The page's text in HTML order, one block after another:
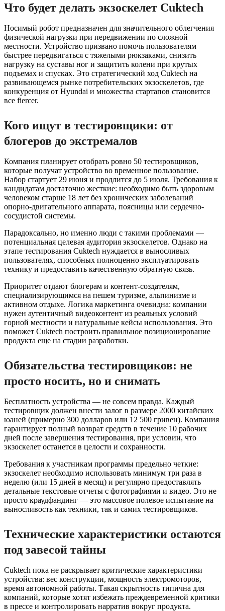
Что будет делать экзоскелет Cuktech
Носимый робот предназначен для значительного облегчения
физической нагрузки при передвижении по сложной
местности. Устройство призвано помочь пользователям
быстрее передвигаться с тяжелыми рюкзаками, снизить
нагрузку на суставы ног и защитить колени при крутых
подъемах и спусках. Это стратегический ход Cuktech на
развивающемся рынке потребительских экзоскелетов, где
конкуренция от Hyundai и множества стартапов становится
все fiercer.
Кого ищут в тестировщики: от
блогеров до экстремалов
Компания планирует отобрать ровно 50 тестировщиков,
которые получат устройство во временное пользование.
Набор стартует 29 июня и продлится до 5 июля. Требования к
кандидатам достаточно жесткие: необходимо быть здоровым
человеком старше 18 лет без хронических заболеваний
опорно-двигательного аппарата, поясницы или сердечно-
сосудистой системы.
Парадоксально, но именно люди с такими проблемами —
потенциальная целевая аудитория экзоскелетов. Однако на
этапе тестирования Cuktech нуждается в выносливых
пользователях, способных полноценно эксплуатировать
технику и предоставить качественную обратную связь.
Приоритет отдают блогерам и контент-создателям,
специализирующимся на пешем туризме, альпинизме и
активном отдыхе. Логика маркетинга очевидна: компании
нужен аутентичный видеоконтент из реальных условий
горной местности и натуральные кейсы использования. Это
поможет Cuktech построить правильное позиционирование
продукта еще на стадии разработки.
Обязательства тестировщиков: не
просто носить, но и снимать
Бесплатность устройства — не совсем правда. Каждый
тестировщик должен внести залог в размере 2000 китайских
юаней (примерно 300 долларов или 12 500 гривен). Компания
гарантирует полный возврат средств в течение 10 рабочих
дней после завершения тестирования, при условии, что
экзоскелет останется в целости и сохранности.
Требования к участникам программы предельно четкие:
экзоскелет необходимо использовать минимум три раза в
неделю (или 15 дней в месяц) и регулярно предоставлять
детальные текстовые отчеты с фотографиями и видео. Это не
просто краудфандинг — это массовое полевое испытание на
выносливость как техники, так и самих тестировщиков.
Технические характеристики остаются
под завесой тайны
Cuktech пока не раскрывает критические характеристики
устройства: вес конструкции, мощность электромоторов,
время автономной работы. Такая скрытность типична для
компаний, которые хотят избежать преждевременной критики
в прессе и контролировать нарратив вокруг продукта.